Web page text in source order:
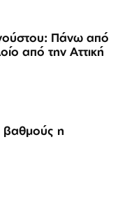
Πάνω από
από την Αττική
βαθμούς η